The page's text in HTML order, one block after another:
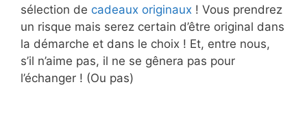
sélection de cadeaux originaux ! Vous prendrez
un risque mais serez certain d’être original dans
la démarche et dans le choix ! Et, entre nous,
s’il n’aime pas, il ne se gênera pas pour
l’échanger ! (Ou pas)